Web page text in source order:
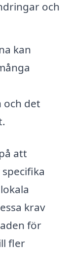
och
kan
och det
att
krav
för
fler